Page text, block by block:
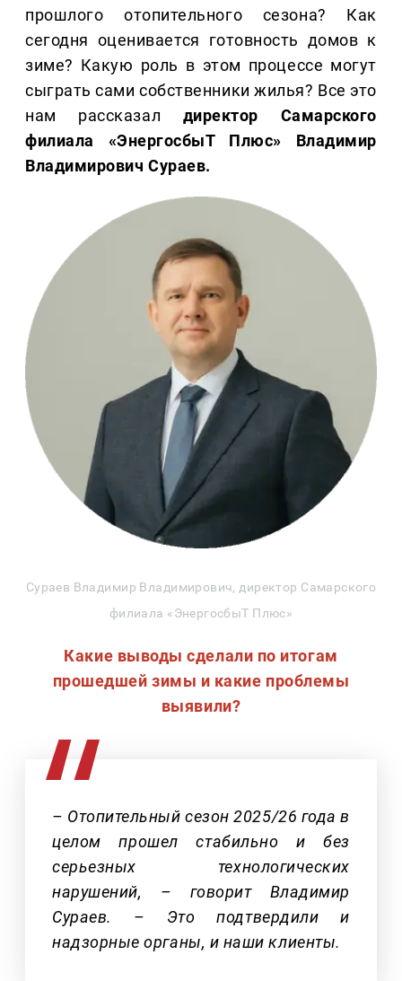
прошлого отопительного сезона? Как
сегодня оценивается готовность домов к
зиме? Какую роль в этом процессе могут
сыграть сами собственники жилья? Все это
нам рассказал директор Самарского
филиала «ЭнергосбыТ Плюс» Владимир
Владимирович Сураев.
Сураев Владимир Владимирович, директор Самарского
филиала «ЭнергосбыТ Плюс»
Какие выводы сделали по итогам
прошедшей зимы и какие проблемы
выявили?
– Отопительный сезон 2025/26 года в
целом прошел стабильно и без
серьезных технологических
нарушений, – говорит Владимир
Сураев. – Это подтвердили и
надзорные органы, и наши клиенты.